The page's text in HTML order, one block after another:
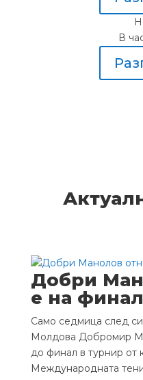
В
Добри
е на
Само седмица след
Молдова Добромир
до финал в турнир от
Международната